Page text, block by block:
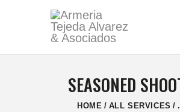
SEASONED
HOME ALL SERVICES